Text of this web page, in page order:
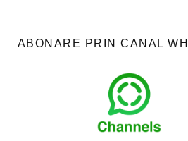
ABONARE PRIN CANAL